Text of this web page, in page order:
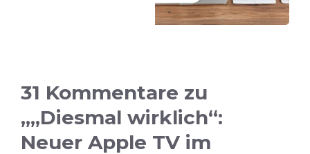
31 Kommentare zu
„„Diesmal wirklich“:
Neuer Apple TV im